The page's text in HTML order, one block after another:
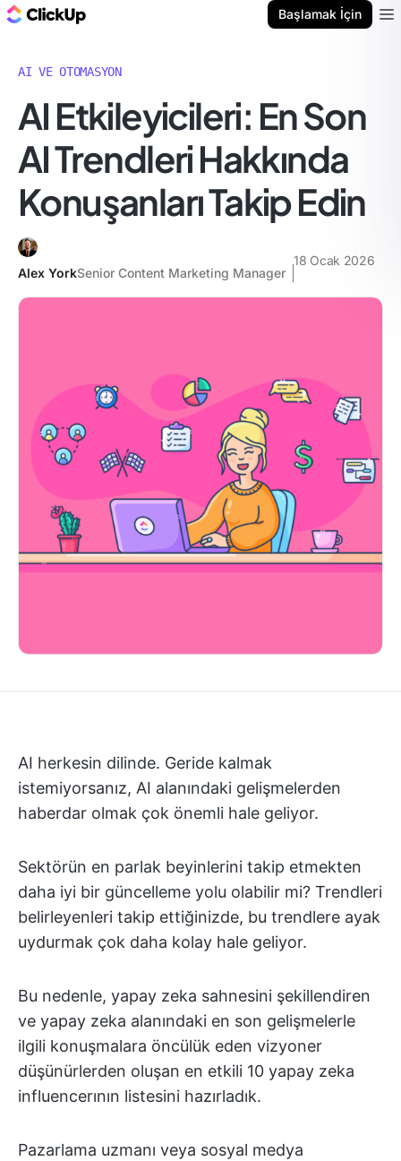
Başlamak İçin
AI VE OTOMASYON
AI Etkileyicileri: En Son
AI Trendleri Hakkında
Konuşanları Takip Edin
Alex YorkSenior Content Marketing Manager
18 Ocak 2026
AI herkesin dilinde. Geride kalmak
istemiyorsanız, AI alanındaki gelişmelerden
haberdar olmak çok önemli hale geliyor.
Sektörün en parlak beyinlerini takip etmekten
daha iyi bir güncelleme yolu olabilir mi? Trendleri
belirleyenleri takip ettiğinizde, bu trendlere ayak
uydurmak çok daha kolay hale geliyor.
Bu nedenle, yapay zeka sahnesini şekillendiren
ve yapay zeka alanındaki en son gelişmelerle
ilgili konuşmalara öncülük eden vizyoner
düşünürlerden oluşan en etkili 10 yapay zeka
influencerının listesini hazırladık.
Pazarlama uzmanı veya sosyal medya